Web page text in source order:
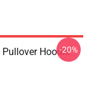
Hoodie-20%